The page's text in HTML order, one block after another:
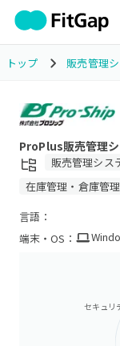
トップ 販売管理
ProPlus販売管理
販売管理シス
在庫管理・倉庫管
言語：
端末・OS：
セキュリ